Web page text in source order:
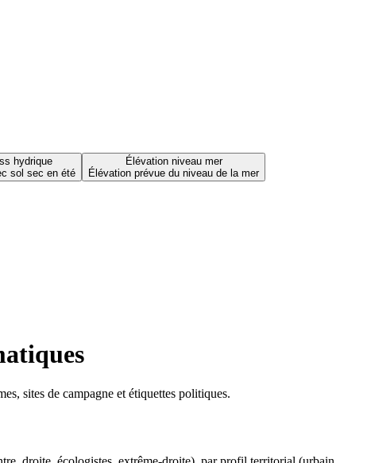
hydrique
sol sec en été
Élévation niveau mer
Élévation prévue du niveau de la mer
sites de campagne et étiquettes politiques.